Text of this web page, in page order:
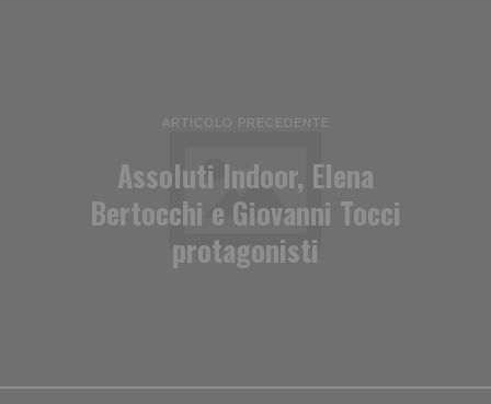
ARTICOLO PRECEDENTE
Assoluti Indoor, Elena
Bertocchi e Giovanni Tocci
protagonisti